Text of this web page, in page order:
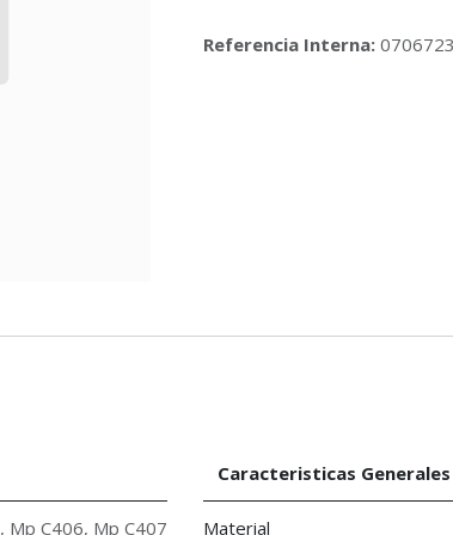
Referencia Interna:
, Mp C406, Mp C407
Caracteristicas Generales
Material